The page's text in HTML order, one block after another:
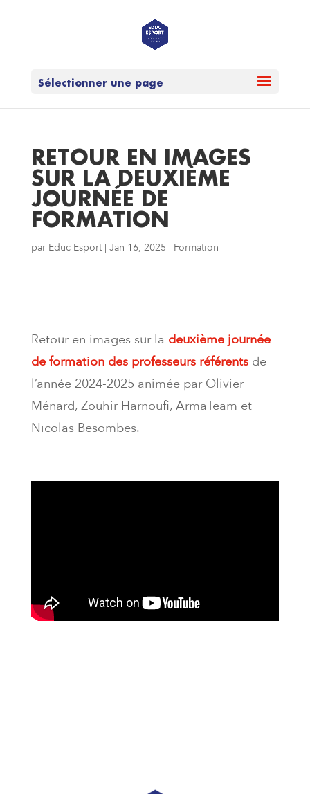
Sélectionner une page
RETOUR EN IMAGES
SUR LA DEUXIÈME
JOURNÉE DE
FORMATION
par Educ Esport| Jan 16, 2025 | Formation
Retour en images sur la deuxième journée
de formation des professeurs référents de
l’année 2024-2025 animée par Olivier
Ménard, Zouhir Harnoufi, ArmaTeam et
Nicolas Besombes.